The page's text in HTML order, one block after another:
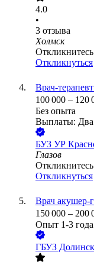
4.0
•
3 отзыва
Холмск
Откликнуться
Врач-
100 000 – 120
Без опыта
Выплаты: Два
БУЗ УР
Глазов
Откликнуться
Врач акушер-
150 000 – 200
Опыт 1-3 года
ГБУЗ